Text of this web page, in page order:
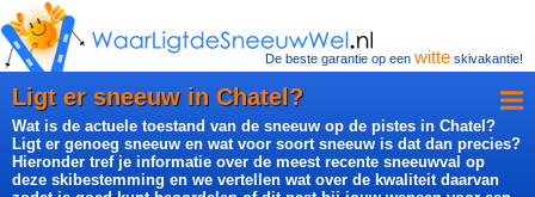
De beste garantie op een witte skivakantie!
Ligt er sneeuw in Chatel?
Wat is de actuele toestand van de sneeuw op de pistes in Chatel?
Ligt er genoeg sneeuw en wat voor soort sneeuw is dat dan precies?
Hieronder tref je informatie over de meest recente sneeuwval op
deze skibestemming en we vertellen wat over de kwaliteit daarvan